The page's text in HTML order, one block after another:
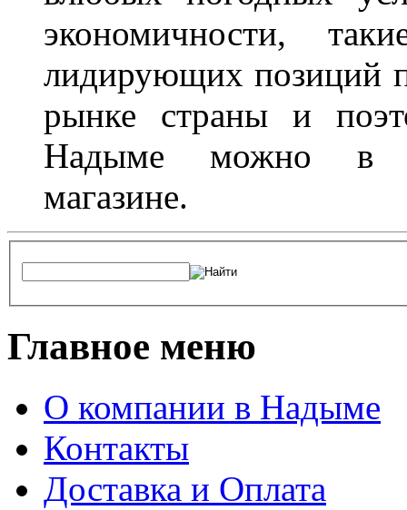
экономичности,
лидирующих позиций
рынке страны и
Надыме можно в
магазине.
Главное меню
О компании в Надыме
Контакты
Доставка и Оплата